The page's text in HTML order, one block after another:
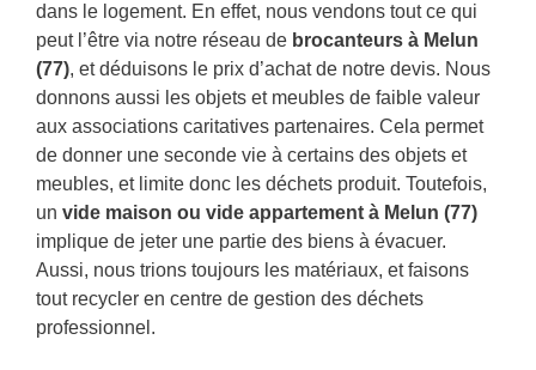
dans le logement. En effet, nous vendons tout ce qui
peut l’être via notre réseau de brocanteurs à Melun
(77), et déduisons le prix d’achat de notre devis. Nous
donnons aussi les objets et meubles de faible valeur
aux associations caritatives partenaires. Cela permet
de donner une seconde vie à certains des objets et
meubles, et limite donc les déchets produit. Toutefois,
un vide maison ou vide appartement à Melun (77)
implique de jeter une partie des biens à évacuer.
Aussi, nous trions toujours les matériaux, et faisons
tout recycler en centre de gestion des déchets
professionnel.